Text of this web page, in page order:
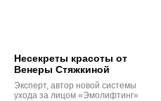
Несекреты красоты от
Венеры Стяжкиной
Эксперт, автор новой системы
ухода за лицом «Эмолифтинг»